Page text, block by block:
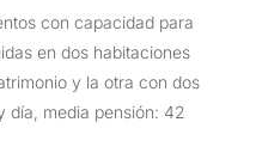
con capacidad para
en dos habitaciones
y la otra con dos
media pensión: 42